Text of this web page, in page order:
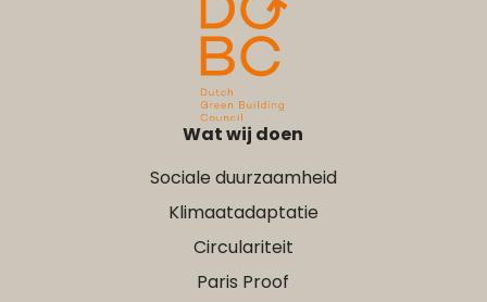
Wat wij doen
Sociale duurzaamheid
Klimaatadaptatie
Circulariteit
Paris Proof